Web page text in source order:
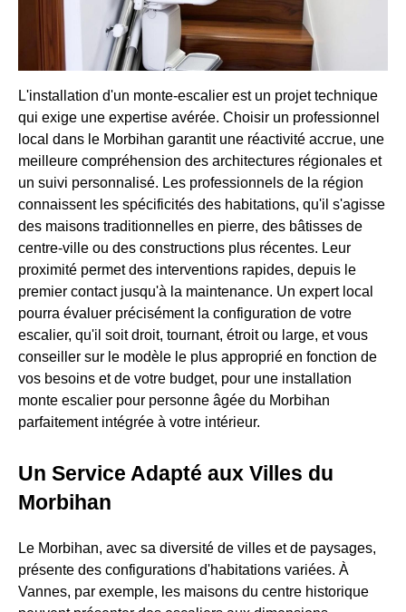
L'installation d'un monte-escalier est un projet technique
qui exige une expertise avérée. Choisir un professionnel
local dans le Morbihan garantit une réactivité accrue, une
meilleure compréhension des architectures régionales et
un suivi personnalisé. Les professionnels de la région
connaissent les spécificités des habitations, qu'il s'agisse
des maisons traditionnelles en pierre, des bâtisses de
centre-ville ou des constructions plus récentes. Leur
proximité permet des interventions rapides, depuis le
premier contact jusqu'à la maintenance. Un expert local
pourra évaluer précisément la configuration de votre
escalier, qu'il soit droit, tournant, étroit ou large, et vous
conseiller sur le modèle le plus approprié en fonction de
vos besoins et de votre budget, pour une installation
monte escalier pour personne âgée du Morbihan
parfaitement intégrée à votre intérieur.
Un Service Adapté aux Villes du
Morbihan
Le Morbihan, avec sa diversité de villes et de paysages,
présente des configurations d'habitations variées. À
Vannes, par exemple, les maisons du centre historique